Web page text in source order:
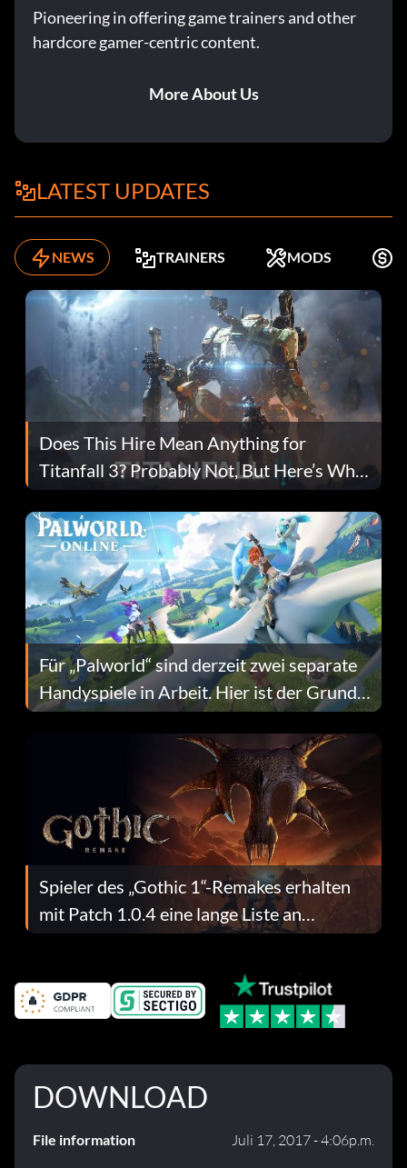
Pioneering in offering game trainers and other
hardcore gamer-centric content.
More About Us
LATEST UPDATES
NEWS TRAINERS MODS
Does This Hire Mean Anything for
Titanfall 3? Probably Not, But Here’s Why
Fans Are Hopeful
Für „Palworld“ sind derzeit zwei separate
Handyspiele in Arbeit. Hier ist der Grund
dafür.
Spieler des „Gothic 1“-Remakes erhalten
mit Patch 1.0.4 eine lange Liste an
Fehlerbehebungen
DOWNLOAD
File information Juli 17, 2017 - 4:06p.m.